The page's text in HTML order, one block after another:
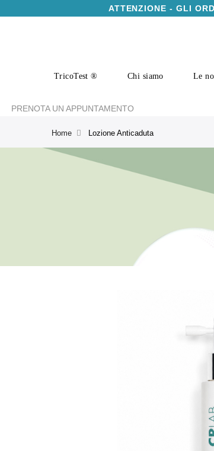
ATTENZIONE - GLI
TricoTest ® Chi siamo Le
PRENOTA UN APPUNTAMENTO
Home Lozione Anticaduta